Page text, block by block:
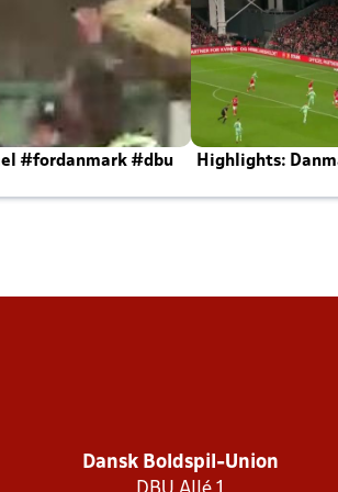
#fordanmark #dbu
Highlights:
Dansk Boldspil-Union